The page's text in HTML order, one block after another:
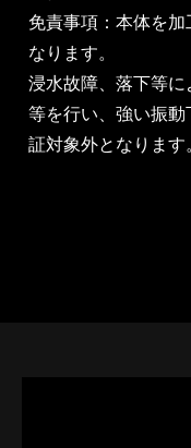
免責事項：本体を
なります。
浸水故障、落下等
等を行い、強い振
証対象外となります。